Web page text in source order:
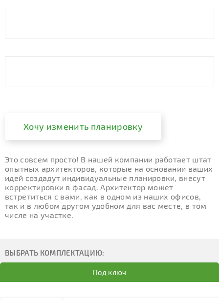
Хочу изменить планировку
Это совсем просто! В нашей компании работает штат
опытных архитекторов, которые на основании ваших
идей создадут индивидуальные планировки, внесут
корректировки в фасад. Архитектор может
встретиться с вами, как в одном из наших офисов,
так и в любом другом удобном для вас месте, в том
числе на участке.
ВЫБРАТЬ КОМПЛЕКТАЦИЮ:
Под ключ